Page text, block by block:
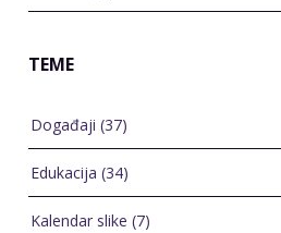
TEME
Događaji (37)
Edukacija (34)
Kalendar slike (7)